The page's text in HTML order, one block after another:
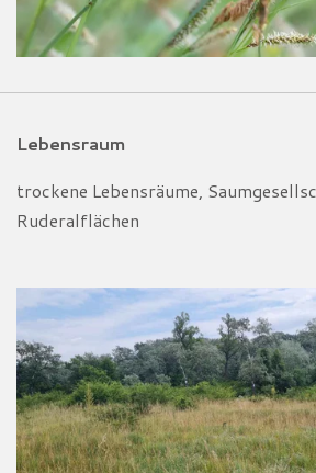
Lebensraum
trockene Lebensräume,
Ruderalflächen